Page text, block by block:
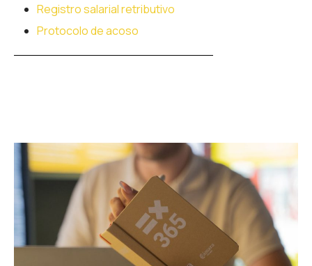
Registro salarial retributivo
Protocolo de acoso